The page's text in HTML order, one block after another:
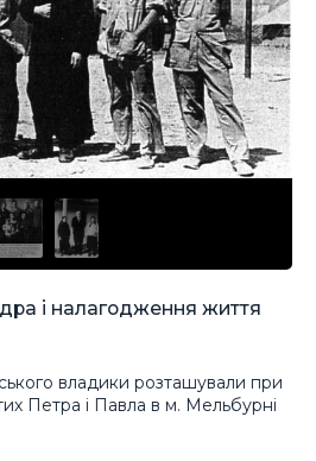
і налагодження життя
владики розташували при
Петра і Павла в м. Мельбурні